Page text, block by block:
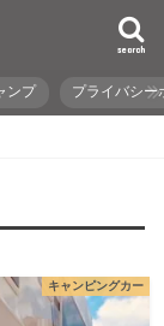
search
ンプ プライバシー
キャンピングカー